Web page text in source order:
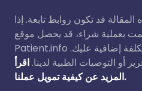
قد تكون روابط تابعة. إذا
بعملية شراء، قد يحصل موقع
Patient.info على عمولة صغيرة دون أي تكلفة إضافية عليك.
أو التوصيات الطبية لدينا. اقرأ
المزيد عن كيفية تمويل عملنا.